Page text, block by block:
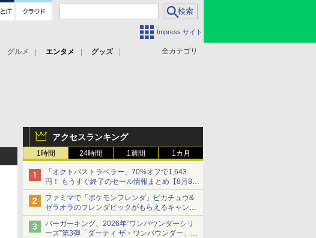
Impress サイト
全カテゴリ
グルメ エンタメ
グッズ
アクセスランキング
1時間 24時間 1週間 1カ月
「オクトパストラベラー」70%オフで1,643
円！ もうすぐ終了のセール情報まとめ【8月8日
更新】
ニンテンドーeショップでは「大神 絶景版」が
67%オフで990円
ファミマで「ポケモンフレンダ」ピカチュウ&
ゼラオラのフレンダピックがもらえるキャンペ
ーン開催！
バーガーキング、2026年“ワンパウンダーシリ
ーズ”第3弾「ダーティ ザ・ワンパウンダー」を